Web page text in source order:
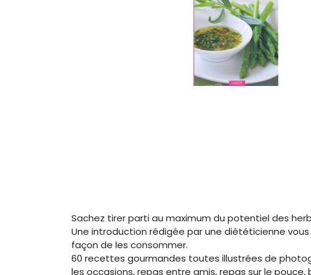
Sachez tirer parti au maximum du potentiel des
Une introduction rédigée par une diététicienne
façon de les consommer.
60 recettes gourmandes toutes illustrées de
les occasions, repas entre amis, repas sur le pouce,